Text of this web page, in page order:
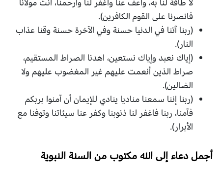
لا طاقة لنا به، واعف عنا واغفر لنا وارحمنا، أنت مولانا
فانصرنا على القوم الكافرين).
(ربنا آتنا في الدنيا حسنة وفي الآخرة حسنة وقنا عذاب
النار).
(إياك نعبد وإياك نستعين، اهدنا الصراط المستقيم،
صراط الذين أنعمت عليهم غير المغضوب عليهم ولا
الضالين).
(ربنا إننا سمعنا مناديا ينادي للإيمان أن آمنوا بربكم
فآمنا، ربنا فاغفر لنا ذنوبنا وكفر عنا سيئاتنا وتوفنا مع
الأبرار).
أجمل دعاء إلى الله مكتوب من السنة النبوية